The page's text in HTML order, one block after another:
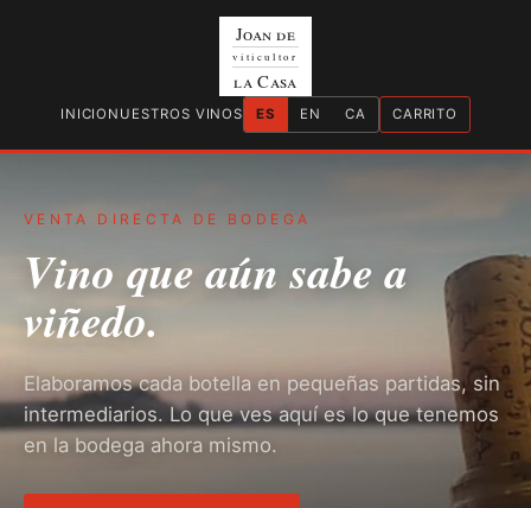
Joan de
viticultor
la Casa
INICIO NUESTROS VINOS ES EN CA CARRITO
VENTA DIRECTA DE BODEGA
Vino que aún sabe a
viñedo.
Elaboramos cada botella en pequeñas partidas, sin
intermediarios. Lo que ves aquí es lo que tenemos
en la bodega ahora mismo.